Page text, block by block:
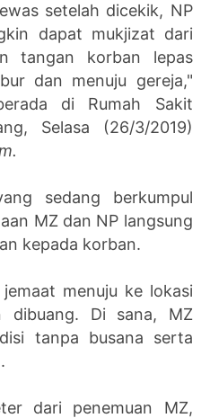
setelah dicekik, NP
dapat mukjizat dari
tangan korban lepas
dan menuju gereja,"
di Rumah Sakit
Selasa (26/3/2019)
sedang berkumpul
MZ dan NP langsung
kepada korban.
menuju ke lokasi
dibuang. Di sana, MZ
tanpa busana serta
dari penemuan MZ,